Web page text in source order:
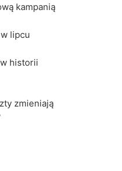
kampanią
lipcu
historii
zmieniają